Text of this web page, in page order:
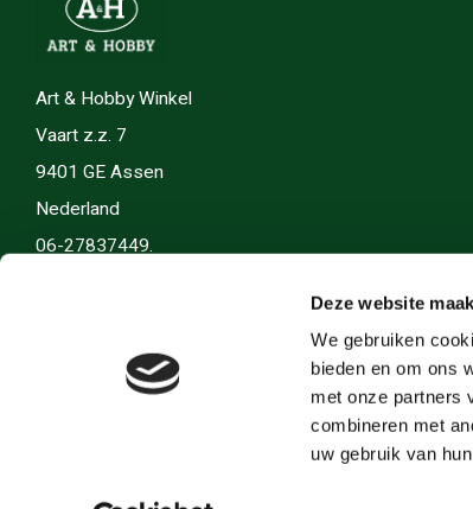
Deze website
We gebruiken
bieden en om ons
met onze partners
combineren met
uw gebruik van
Art & Hobby Winkel
Vaart z.z. 7
9401 GE Assen
Nederland
06-27837449.